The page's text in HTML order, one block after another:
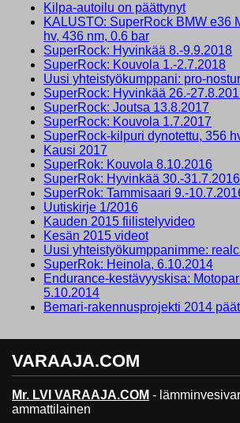
Kilpa-autoilu on päättynyt
KALUSTO: SuperRock BMW e36
hv, 436 nm, 0.6 bar
SuperRock: Hyvinkää 8.-9.9.2018
SuperRock: Kouvola 1.-2.7.2018
Uusi yhteistyökumppani: pro-
SuperRock: Hyvinkää 26.-
SuperRock: Joutsa 13.8.2017
SuperRock: Kouvola 1.7.2017
SuperRock-kilpuri dynotettu, 356
Kausi 2017
SuperRok: Kouvola 8.10.2016
SuperRok: Hyvinkää 30.-31.7.2016
SuperRok: Tammisaari 9.-
Uutiskirje 1/2016
Kauden 2015 fiilistelyvideo
Kesän 2015 videot
Uusi yhteistyökumppanimme:
SuperRok: Heinola, 6.10.2014
Endurance-kestävyyskisa:
5.10.2014
Bemari-rakennusprojekti 2014
VARAAJA.COM
Mr. LVI VARAAJA.COM -
ammattilainen